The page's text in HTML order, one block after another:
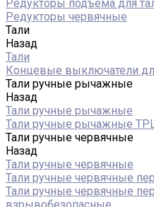
Редукторы подъема для
Редукторы червячные
Тали
Назад
Тали
Концевые выключатели
Тали ручные рычажные
Назад
Тали ручные рычажные
Тали ручные рычажные
Тали ручные червячные
Назад
Тали ручные червячные
Тали ручные червячные
Тали ручные червячные